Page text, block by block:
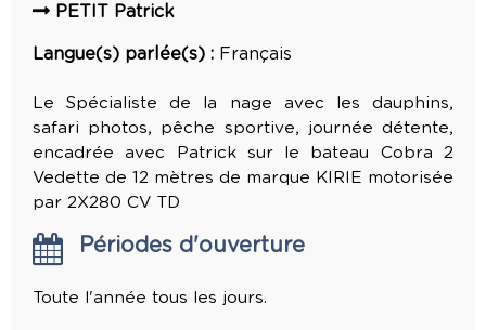
PETIT Patrick
Langue(s) parlée(s) : Français
Le Spécialiste de la nage avec les dauphins,
safari photos, pêche sportive, journée détente,
encadrée avec Patrick sur le bateau Cobra 2
Vedette de 12 mètres de marque KIRIE motorisée
par 2X280 CV TD
Périodes d'ouverture
Toute l'année tous les jours.